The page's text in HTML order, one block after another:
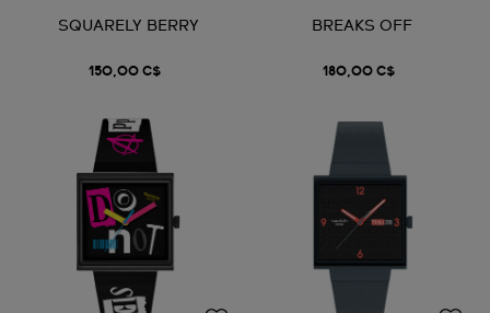
SQUARELY BERRY
150,00 C$
BREAKS OFF
180,00 C$